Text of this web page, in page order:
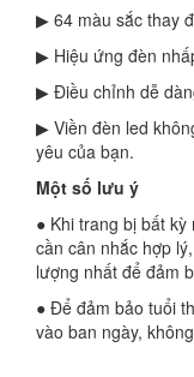
▶ 64 màu sắc thay
▶ Hiệu ứng đèn
▶ Điều chỉnh dễ
▶ Viền đèn led
yêu của bạn.
Một số lưu ý
● Khi trang bị bất
cần cân nhắc hợp
lượng nhất để đảm
● Để đảm bảo tuổi
vào ban ngày,